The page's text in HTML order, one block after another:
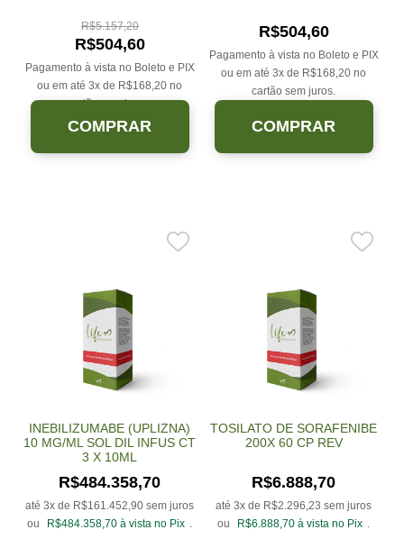
R$5.157,20
R$504,60
Pagamento à vista no Boleto e PIX
ou em até 3x de R$168,20 no
cartão sem juros.
COMPRAR
R$504,60
Pagamento à vista no Boleto e PIX
ou em até 3x de R$168,20 no
cartão sem juros.
COMPRAR
INEBILIZUMABE (UPLIZNA)
10 MG/ML SOL DIL INFUS CT
3 X 10ML
R$484.358,70
até 3x de R$161.452,90 sem juros
ou
R$484.358,70 à vista no Pix .
TOSILATO DE SORAFENIBE
200X 60 CP REV
R$6.888,70
até 3x de R$2.296,23 sem juros
ou
R$6.888,70 à vista no Pix .